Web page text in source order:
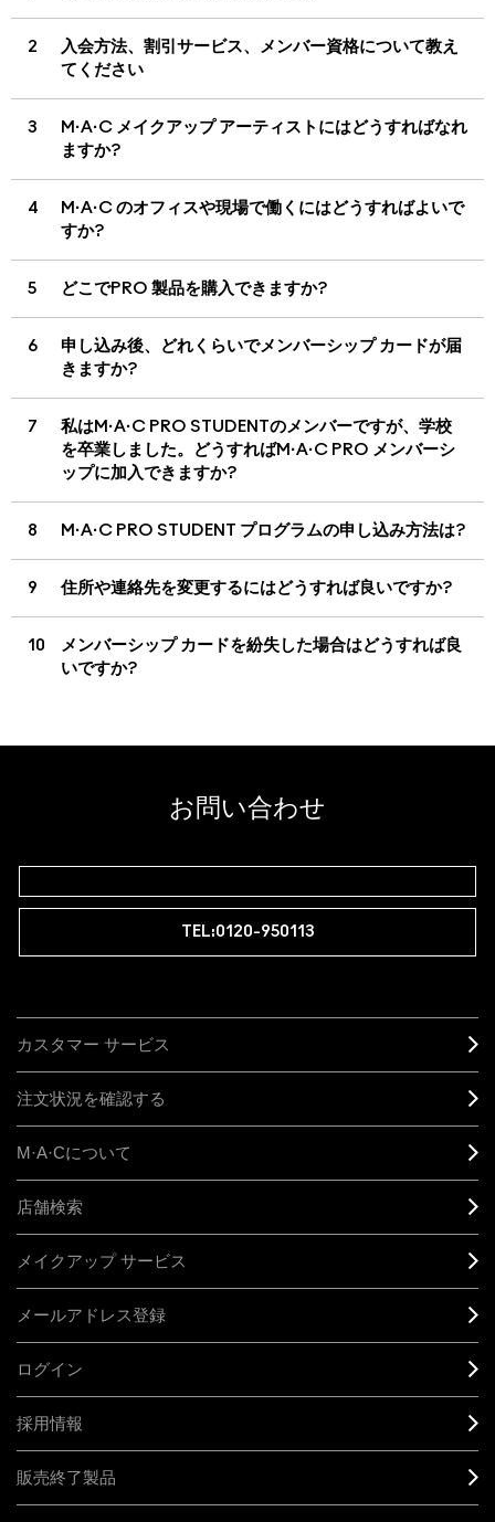
2
入会方法、割引サービス、メンバー資格について教え
てください
3
M·A·C メイクアップ アーティストにはどうすればなれ
ますか?
4
M·A·C のオフィスや現場で働くにはどうすればよいで
すか?
5 どこでPRO 製品を購入できますか?
6
申し込み後、どれくらいでメンバーシップ カードが届
きますか?
7
私はM·A·C PRO STUDENTのメンバーですが、学校
を卒業しました。どうすればM·A·C PRO メンバーシ
ップに加入できますか?
8 M·A·C PRO STUDENT プログラムの申し込み方法は?
9 住所や連絡先を変更するにはどうすれば良いですか?
10
メンバーシップ カードを紛失した場合はどうすれば良
いですか?
お問い合わせ
TEL:0120-950113
カスタマー サービス
注文状況を確認する
M·A·Cについて
店舗検索
メイクアップ サービス
メールアドレス登録
ログイン
採用情報
販売終了製品